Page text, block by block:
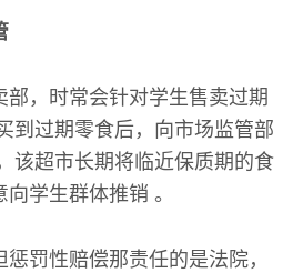
，时常会针对学生售卖过期
到过期零食后，向市场监管部
该超市长期将临近保质期的食
学生群体推销 。
罚性赔偿那责任的是法院，